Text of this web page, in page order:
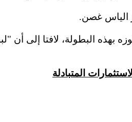
الياس غصن.
3 اللبناني نويل الجمال وهنأه على فوزه بهذه
المتبادلة